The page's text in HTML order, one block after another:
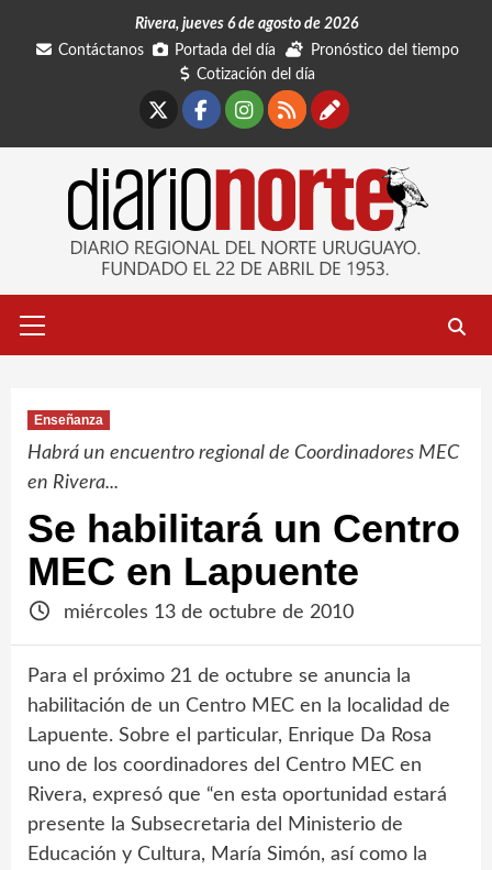
Rivera, jueves 6 de agosto de 2026
Contáctanos
Portada del día
Pronóstico del tiempo
Cotización del día
Facebook
Instagram
RSSContáctanos
primario
Enseñanza
Habrá un encuentro regional de Coordinadores MEC
en Rivera...
Se habilitará un Centro
MEC en Lapuente
miércoles 13 de octubre de 2010
Para el próximo 21 de octubre se anuncia la
habilitación de un Centro MEC en la localidad de
Lapuente. Sobre el particular, Enrique Da Rosa
uno de los coordinadores del Centro MEC en
Rivera, expresó que “en esta oportunidad estará
presente la Subsecretaria del Ministerio de
Educación y Cultura, María Simón, así como la